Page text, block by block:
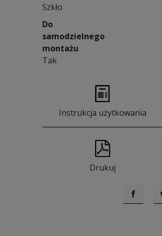
Szkło
Do
samodzielnego
montażu
Tak
Instrukcja użytkowania
Drukuj